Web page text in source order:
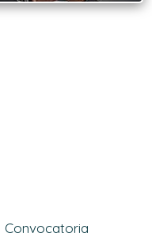
Convocatoria